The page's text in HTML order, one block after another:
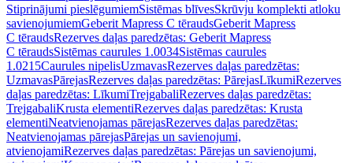
Stiprinājumi pieslēgumiemSistēmas blīvesSkrūvju komplekti atloku
savienojumiemGeberit Mapress C tēraudsGeberit Mapress
C tēraudsRezerves daļas paredzētas: Geberit Mapress
C tēraudsSistēmas caurules 1.0034Sistēmas caurules
1.0215Caurules nipelisUzmavasRezerves daļas paredzētas:
UzmavasPārejasRezerves daļas paredzētas: PārejasLīkumiRezerves
daļas paredzētas: LīkumiTrejgabaliRezerves daļas paredzētas:
TrejgabaliKrusta elementiRezerves daļas paredzētas: Krusta
elementiNeatvienojamas pārejasRezerves daļas paredzētas:
Neatvienojamas pārejasPārejas un savienojumi,
atvienojamiRezerves daļas paredzētas: Pārejas un savienojumi,